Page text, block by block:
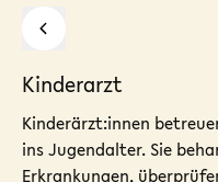
Kinderarzt
Kinderärzt:innen
ins Jugendalter. Sie
Erkrankungen,